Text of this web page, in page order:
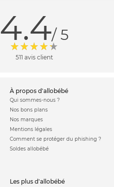
4.4/ 5
511 avis client
à propos d'allobébé
Qui sommes-nous ?
Nos bons plans
Nos marques
Mentions légales
Comment se protéger du phishing ?
Soldes allobébé
les plus d'allobébé